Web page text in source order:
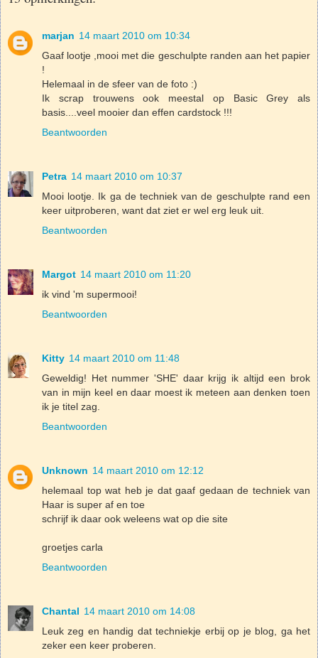
marjan 14 maart 2010 om 10:34
Gaaf lootje ,mooi met die geschulpte randen aan het papier
!
Helemaal in de sfeer van de foto :)
Ik scrap trouwens ook meestal op Basic Grey als
basis....veel mooier dan effen cardstock !!!
Beantwoorden
Petra 14 maart 2010 om 10:37
Mooi lootje. Ik ga de techniek van de geschulpte rand een
keer uitproberen, want dat ziet er wel erg leuk uit.
Beantwoorden
Margot 14 maart 2010 om 11:20
ik vind 'm supermooi!
Beantwoorden
Kitty 14 maart 2010 om 11:48
Geweldig! Het nummer 'SHE' daar krijg ik altijd een brok
van in mijn keel en daar moest ik meteen aan denken toen
ik je titel zag.
Beantwoorden
Unknown 14 maart 2010 om 12:12
helemaal top wat heb je dat gaaf gedaan de techniek van
Haar is super af en toe
schrijf ik daar ook weleens wat op die site
groetjes carla
Beantwoorden
Chantal 14 maart 2010 om 14:08
Leuk zeg en handig dat techniekje erbij op je blog, ga het
zeker een keer proberen.